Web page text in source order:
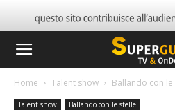
Home Talent show Ballando con le
Talent show Ballando con le stelle